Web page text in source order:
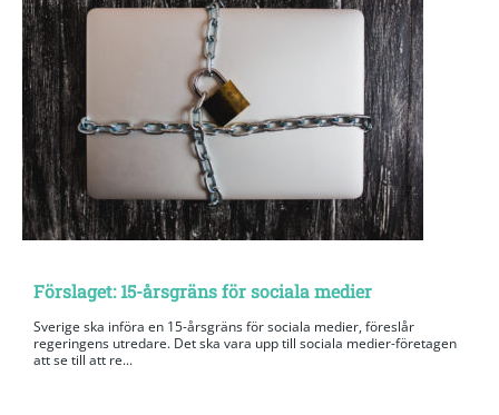
Förslaget: 15-årsgräns för sociala medier
Sverige ska införa en 15-årsgräns för sociala medier, föreslår
regeringens utredare. Det ska vara upp till sociala medier-företagen
att se till att re...